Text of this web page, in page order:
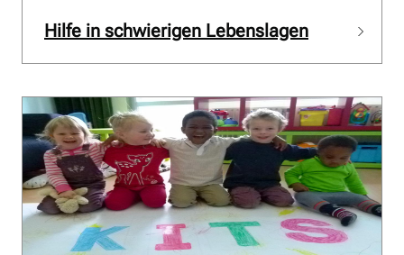
Hilfe in schwierigen Lebenslagen